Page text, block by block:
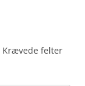
Krævede felter